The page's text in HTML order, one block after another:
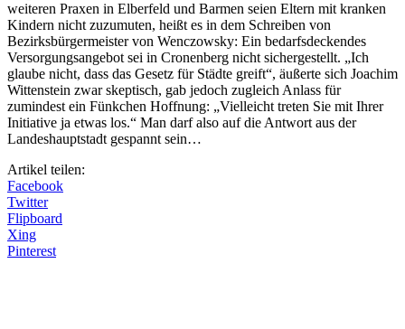
weiteren Praxen in Elberfeld und Barmen seien Eltern mit kranken
Kindern nicht zuzumuten, heißt es in dem Schreiben von
Bezirksbürgermeister von Wenczowsky: Ein bedarfsdeckendes
Versorgungsangebot sei in Cronenberg nicht sichergestellt. „Ich
glaube nicht, dass das Gesetz für Städte greift“, äußerte sich Joachim
Wittenstein zwar skeptisch, gab jedoch zugleich Anlass für
zumindest ein Fünkchen Hoffnung: „Vielleicht treten Sie mit Ihrer
Initiative ja etwas los.“ Man darf also auf die Antwort aus der
Landeshauptstadt gespannt sein…
Artikel teilen:
Facebook
Twitter
Flipboard
Xing
Pinterest